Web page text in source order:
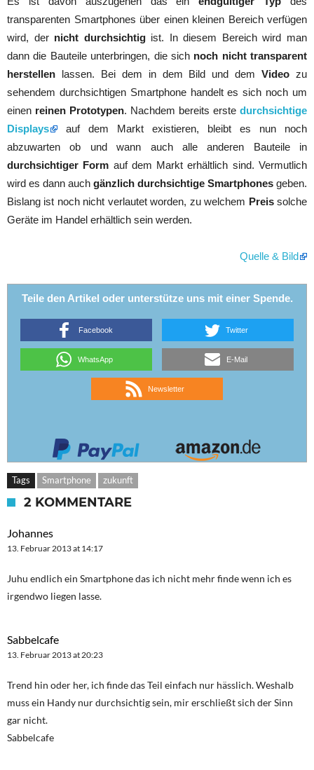
transparenten Smartphones über einen kleinen Bereich verfügen
wird, der nicht durchsichtigist. In diesem Bereich wird man
dann die Bauteile unterbringen, die sich noch nicht transparent
herstellen lassen. Bei dem in dem Bild und demVideo zu
sehendem durchsichtigen Smartphone handelt es sich noch um
einen reinen Prototypen. Nachdem bereits erste durchsichtige
Displays
auf dem Markt existieren, bleibt es nun noch
abzuwarten ob und wann auch alle anderen Bauteile in
durchsichtiger Form auf dem Markt erhältlich sind. Vermutlich
wird es dann auch gänzlich durchsichtige Smartphones geben.
Bislang ist noch nicht verlautet worden, zu welchem Preissolche
Geräte im Handel erhältlich sein werden.
Quelle & Bild
Teile den Artikel oder unterstütze uns mit einer Spende.
Facebook Twitter
WhatsApp E-Mail
Newsletter
Tags Smartphone zukunft
2 KOMMENTARE
Johannes
13. Februar 2013 at 14:17
Juhu endlich ein Smartphone das ich nicht mehr finde wenn ich es
irgendwo liegen lasse.
Sabbelcafe
13. Februar 2013 at 20:23
Trend hin oder her, ich finde das Teil einfach nur hässlich. Weshalb
muss ein Handy nur durchsichtig sein, mir erschließt sich der Sinn
gar nicht.
Sabbelcafe